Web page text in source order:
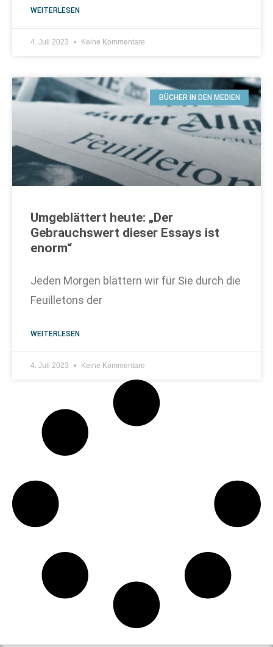
WEITERLESEN
4. Juli 2023 Keine Kommentare
BÜCHER IN DEN MEDIEN
Umgeblättert heute: „Der
Gebrauchswert dieser Essays ist
enorm“
Jeden Morgen blättern wir für Sie durch die
Feuilletons der
WEITERLESEN
4. Juli 2023 Keine Kommentare